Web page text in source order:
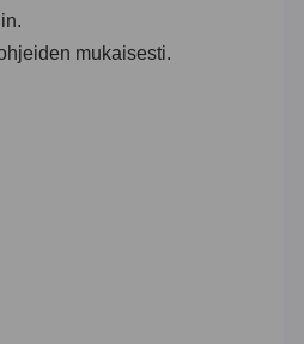
mukaisesti.